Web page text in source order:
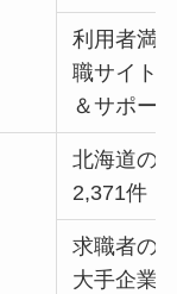
利用者満
職サイト
＆サポー
北海道の
2,371件
求職者の
大手企業